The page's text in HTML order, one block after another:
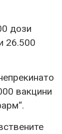
дози
26.500
вакцини